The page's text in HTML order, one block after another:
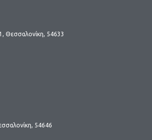
Θεσσαλονίκη, 54633
54646